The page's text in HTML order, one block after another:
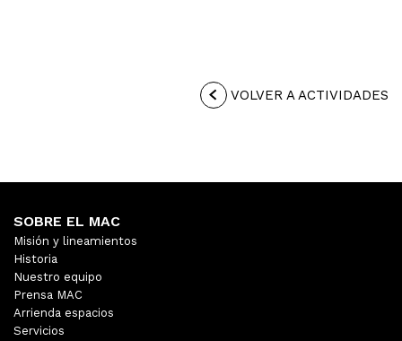
VOLVER A ACTIVIDADES
SOBRE EL MAC
Misión y lineamientos
Historia
Nuestro equipo
Prensa MAC
Arrienda espacios
Servicios